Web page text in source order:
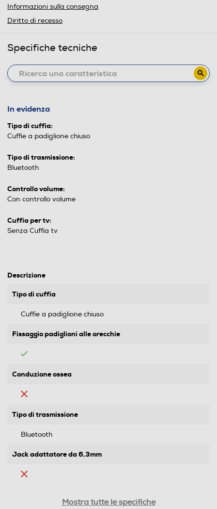
Informazioni sulla consegna
Diritto di recesso
Specifiche tecniche
In evidenza
Tipo di cuffia:
Cuffie a padiglione chiuso
Tipo di trasmissione:
Bluetooth
Controllo volume:
Con controllo volume
Cuffia per tv:
Senza Cuffia tv
Descrizione
Tipo di cuffia
Cuffie a padiglione chiuso
Fissaggio padiglioni alle orecchie
Conduzione ossea
Tipo di trasmissione
Bluetooth
Jack adattatore da 6,3mm
Mostra tutte le specifiche